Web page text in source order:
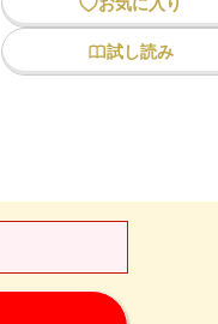
試し読み